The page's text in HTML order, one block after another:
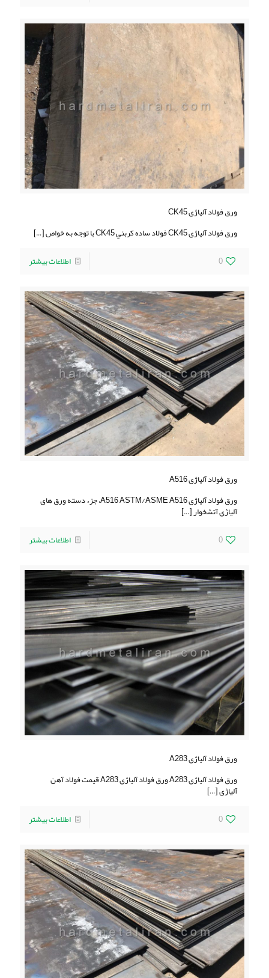
ورق فولاد آلیاژی CK45
ورق فولاد آلیاژی CK45 فولاد ساده کربني CK45 با توجه به خواص
[…]
0
اطلاعات بیشتر
ورق فولاد آلیاژی A516
ورق فولاد آلیاژی A516 ASTM/ASME A516، جزء دسته ورق های
آلیاژی آتشخوار[…]
0
اطلاعات بیشتر
ورق فولاد آلیاژی A283
ورق فولاد آلیاژی A283 ورق فولاد آلیاژی A283 قیمت فولاد آهن
آلیاژی[…]
0
اطلاعات بیشتر